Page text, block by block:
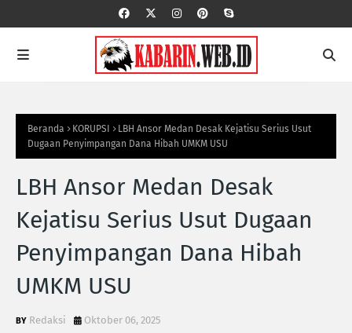
Beranda KORUPSI
LBH Ansor Medan Desak Kejatisu Serius Usut
Dugaan Penyimpangan Dana Hibah UMKM USU
LBH Ansor Medan Desak
Kejatisu Serius Usut Dugaan
Penyimpangan Dana Hibah
UMKM USU
Redaksi Oktober 06, 2025